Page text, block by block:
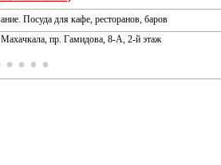
Посуда для кафе, ресторанов, баров
Махачкала, пр. Гамидова, 8-А, 2-й этаж